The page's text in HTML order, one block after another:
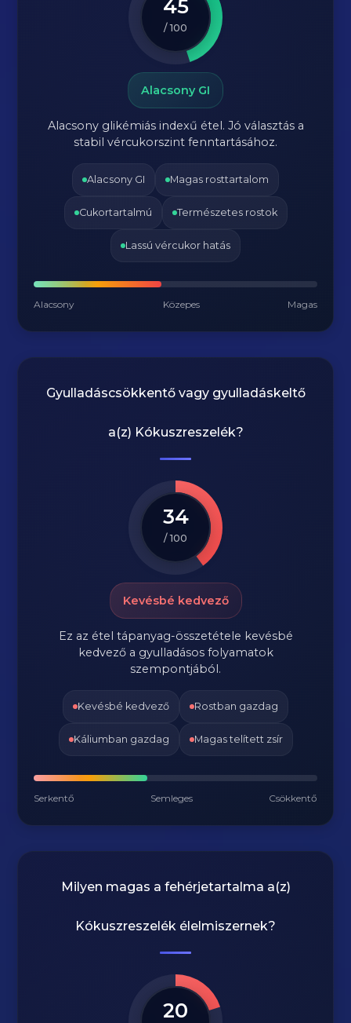
45
/ 100
Alacsony GI
Alacsony glikémiás indexű étel. Jó választás a
stabil vércukorszint fenntartásához.
Alacsony GI Magas rosttartalom
Cukortartalmú Természetes rostok
Lassú vércukor hatás
Alacsony Közepes Magas
Gyulladáscsökkentő vagy gyulladáskeltő
a(z) Kókuszreszelék?
34
/ 100
Kevésbé kedvező
Ez az étel tápanyag-összetétele kevésbé
kedvező a gyulladásos folyamatok
szempontjából.
Kevésbé kedvező Rostban gazdag
Káliumban gazdag Magas telített zsír
Serkentő Semleges Csökkentő
Milyen magas a fehérjetartalma a(z)
Kókuszreszelék élelmiszernek?
20